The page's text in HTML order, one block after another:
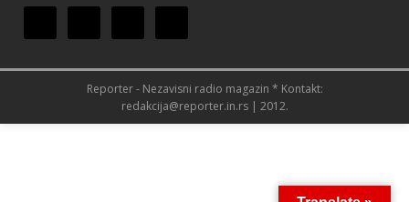
Reporter - Nezavisni radio magazin * Kontakt:
redakcija@reporter.in.rs | 2012.